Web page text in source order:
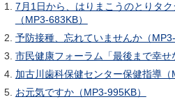
7月1日から、はりまこうのとりタ
（MP3-683KB）
予防接種、忘れていませんか（MP3-
市民健康フォーラム「最後まで幸せ
加古川歯科保健センター保健指導（
お元気ですか（MP3-995KB）